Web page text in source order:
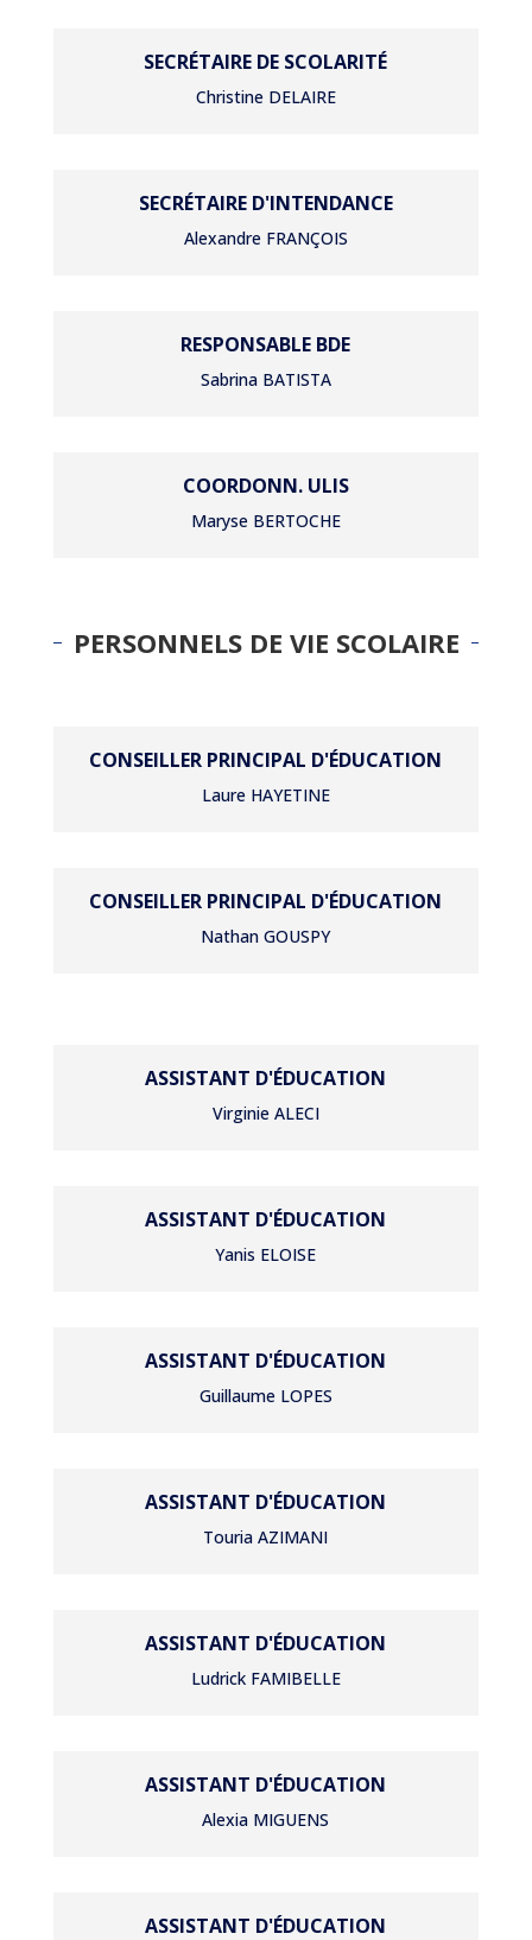
SECRÉTAIRE DE SCOLARITÉ
Christine DELAIRE
SECRÉTAIRE D'INTENDANCE
Alexandre FRANÇOIS
RESPONSABLE BDE
Sabrina BATISTA
COORDONN. ULIS
Maryse BERTOCHE
PERSONNELS DE VIE SCOLAIRE
CONSEILLER PRINCIPAL D'ÉDUCATION
Laure HAYETINE
CONSEILLER PRINCIPAL D'ÉDUCATION
Nathan GOUSPY
ASSISTANT D'ÉDUCATION
Virginie ALECI
ASSISTANT D'ÉDUCATION
Yanis ELOISE
ASSISTANT D'ÉDUCATION
Guillaume LOPES
ASSISTANT D'ÉDUCATION
Touria AZIMANI
ASSISTANT D'ÉDUCATION
Ludrick FAMIBELLE
ASSISTANT D'ÉDUCATION
Alexia MIGUENS
ASSISTANT D'ÉDUCATION